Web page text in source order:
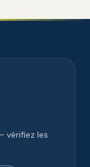
vérifiez les